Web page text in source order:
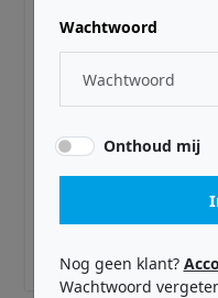
FERROFISH · FERPSA32P16
Adviesprijs incl. BTW
Wachtwoord
Onthoud mij
Nog geen klant?
Wachtwoord